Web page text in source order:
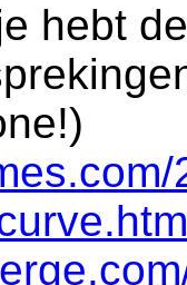
hebt